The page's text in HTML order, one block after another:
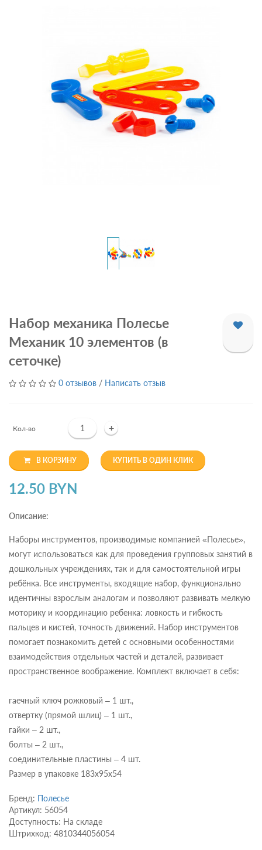
Набор механика Полесье
Механик 10 элементов (в
сеточке)
0 отзывов / Написать отзыв
Кол-во +
В КОРЗИНУ КУПИТЬ В ОДИН КЛИК
12.50 BYN
Описание:
Наборы инструментов, производимые компанией «Полесье»,
могут использоваться как для проведения групповых занятий в
дошкольных учреждениях, так и для самостоятельной игры
ребёнка. Все инструменты, входящие набор, функционально
идентичны взрослым аналогам и позволяют развивать мелкую
моторику и координацию ребенка: ловкость и гибкость
пальцев и кистей, точность движений. Набор инструментов
помогает познакомить детей с основными особенностями
взаимодействия отдельных частей и деталей, развивает
пространственное воображение. Комплект включает в себя:
гаечный ключ рожковый – 1 шт.,
отвертку (прямой шлиц) – 1 шт.,
гайки – 2 шт.,
болты – 2 шт.,
соединительные пластины – 4 шт.
Размер в упаковке 183х95х54
Бренд: Полесье
Артикул: 56054
Доступность: На складе
Штрихкод: 4810344056054